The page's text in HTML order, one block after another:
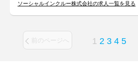
ソーシャルインクルー株式会社の求人一覧を見る
前のページへ 1 2 3 4 5